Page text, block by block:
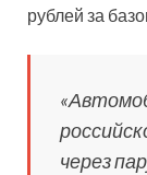
рублей за
через